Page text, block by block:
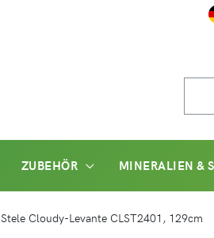
ZUBEHÖR MINERALIEN &
Stele Cloudy-Levante CLST2401, 129cm